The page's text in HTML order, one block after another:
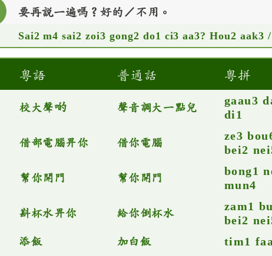
要再說一遍嗎？好的／不用。
Sai2 m4 sai2 zoi3 gong2 do1 ci3 aa3? Hou2 aak3 /
粵語 普通話 粵拼
校大聲啲 聲音調大一點兒
gaau3
di1
借部電腦畀你 借你電腦
ze3
bei2
幫你開門 幫你開門
bong1
mun4
斟杯水畀你 給你倒杯水
zam1
bei2
添飯
加白飯 tim1